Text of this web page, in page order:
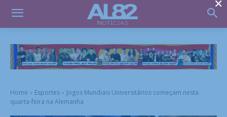
Home Esportes
Jogos Mundiais Universitários começam nesta
quarta-feira na Alemanha